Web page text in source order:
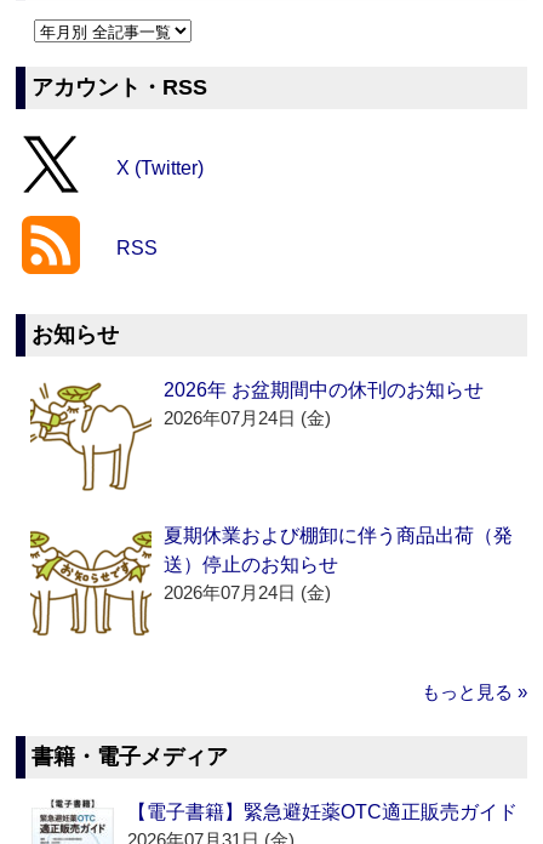
アカウント・RSS
X (Twitter)
RSS
お知らせ
2026年 お盆期間中の休刊のお知らせ
2026年07月24日 (金)
夏期休業および棚卸に伴う商品出荷（発
送）停止のお知らせ
2026年07月24日 (金)
もっと見る »
書籍・電子メディア
【電子書籍】緊急避妊薬OTC適正販売ガイド